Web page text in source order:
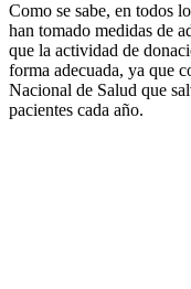
Como se sabe, en todos
han tomado medidas de
que la actividad de
forma adecuada, ya que
Nacional de Salud que
pacientes cada año.